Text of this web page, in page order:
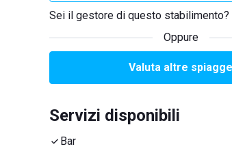
Sei il gestore di questo stabilimento?
Oppure
Valuta altre spiagge
Servizi disponibili
Bar